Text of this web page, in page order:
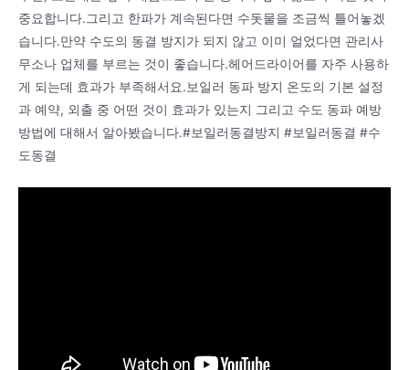
중요합니다.그리고 한파가 계속된다면 수돗물을 조금씩 틀어놓겠
습니다.만약 수도의 동결 방지가 되지 않고 이미 얼었다면 관리사
무소나 업체를 부르는 것이 좋습니다.헤어드라이어를 자주 사용하
게 되는데 효과가 부족해서요.보일러 동파 방지 온도의 기본 설정
과 예약, 외출 중 어떤 것이 효과가 있는지 그리고 수도 동파 예방
방법에 대해서 알아봤습니다.#보일러동결방지 #보일러동결 #수
도동결